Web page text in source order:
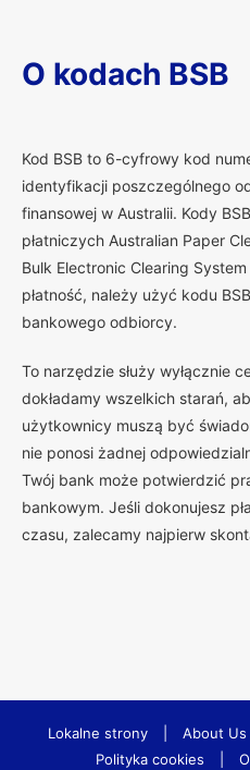
O kodach BSB
Kod BSB to 6-cyfrowy kod
identyfikacji poszczególnego
finansowej w Australii. Kody
płatniczych Australian Paper
Bulk Electronic Clearing
płatność, należy użyć kodu
bankowego odbiorcy.
To narzędzie służy wyłącznie
dokładamy wszelkich starań,
użytkownicy muszą być
nie ponosi żadnej
Twój bank może potwierdzić
bankowym. Jeśli dokonujesz
czasu, zalecamy najpierw
Lokalne strony About Us
Polityka cookies